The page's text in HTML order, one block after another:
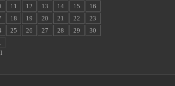
11 12 13 14 15
16
18 19 20 21 22
23
25 26 27 28 29
30